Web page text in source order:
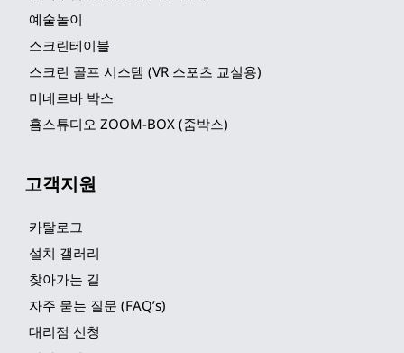
예술놀이
스크린테이블
스크린 골프 시스템 (VR 스포츠 교실용)
미네르바 박스
홈스튜디오 ZOOM-BOX (줌박스)
고객지원
카탈로그
설치 갤러리
찾아가는 길
자주 묻는 질문 (FAQ’s)
대리점 신청